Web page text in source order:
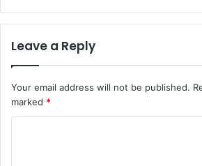
Leave a Reply
Your email address will not be published.
marked *